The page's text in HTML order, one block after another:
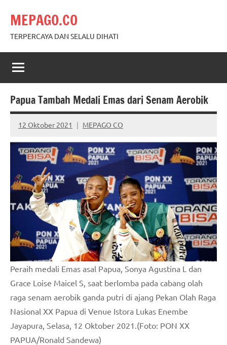
content
MEPAGO.CO
TERPERCAYA DAN SELALU DIHATI
Papua Tambah Medali Emas dari Senam Aerobik
12 Oktober 2021 MEPAGO CO
No
comments
Peraih medali Emas asal Papua, Sonya Agustina L dan
Grace Loise Maicel S, saat berlomba pada cabang olah
raga senam aerobik ganda putri di ajang Pekan Olah Raga
Nasional XX Papua di Venue Istora Lukas Enembe
Jayapura, Selasa, 12 Oktober 2021.(Foto: PON XX
PAPUA/Ronald Sandewa)